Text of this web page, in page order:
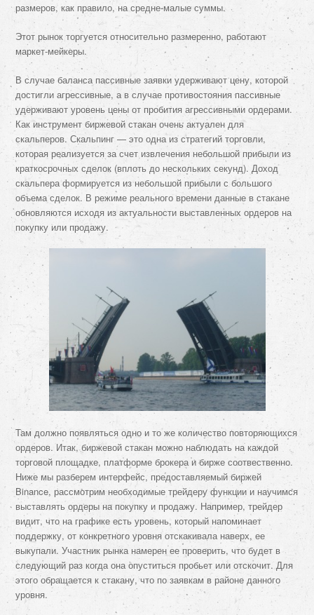
размеров, как правило, на средне-малые суммы.
Этот рынок торгуется относительно размеренно, работают
маркет-мейкеры.
В случае баланса пассивные заявки удерживают цену, которой
достигли агрессивные, а в случае противостояния пассивные
удерживают уровень цены от пробития агрессивными ордерами.
Как инструмент биржевой стакан очень актуален для
скальперов. Скальпинг — это одна из стратегий торговли,
которая реализуется за счет извлечения небольшой прибыли из
краткосрочных сделок (вплоть до нескольких секунд). Доход
скальпера формируется из небольшой прибыли с большого
объема сделок. В режиме реального времени данные в стакане
обновляются исходя из актуальности выставленных ордеров на
покупку или продажу.
Там должно появляться одно и то же количество повторяющихся
ордеров. Итак, биржевой стакан можно наблюдать на каждой
торговой площадке, платформе брокера и бирже соотвественно.
Ниже мы разберем интерфейс, предоставляемый биржей
Binance, рассмотрим необходимые трейдеру функции и научимся
выставлять ордеры на покупку и продажу. Например, трейдер
видит, что на графике есть уровень, который напоминает
поддержку, от конкретного уровня отскакивала наверх, ее
выкупали. Участник рынка намерен ее проверить, что будет в
следующий раз когда она опуститься пробьет или отскочит. Для
этого обращается к стакану, что по заявкам в районе данного
уровня.